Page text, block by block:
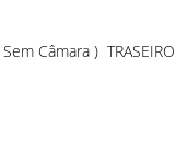
Câmara ) TRASEIRO